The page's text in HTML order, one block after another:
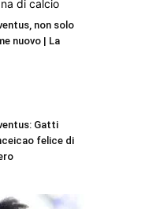
non solo
nuovo | La
Gatti
felice di